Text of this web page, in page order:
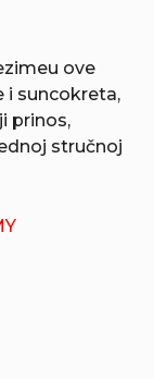
ove
i suncokreta,
prinos,
stručnoj